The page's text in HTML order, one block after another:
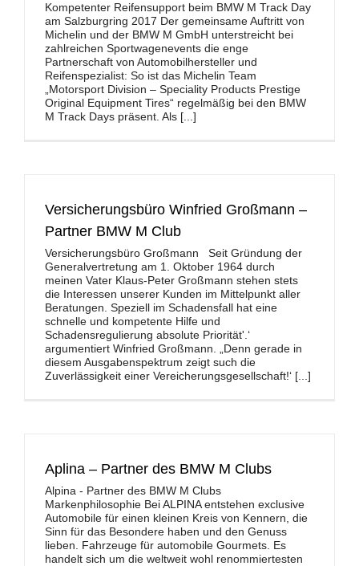
Kompetenter Reifensupport beim BMW M Track Day
am Salzburgring 2017 Der gemeinsame Auftritt von
Michelin und der BMW M GmbH unterstreicht bei
zahlreichen Sportwagenevents die enge
Partnerschaft von Automobilhersteller und
Reifenspezialist: So ist das Michelin Team
„Motorsport Division – Speciality Products Prestige
Original Equipment Tires“ regelmäßig bei den BMW
M Track Days präsent. Als [...]
Versicherungsbüro Winfried Großmann –
Partner BMW M Club
Versicherungsbüro Großmann Seit Gründung der
Generalvertretung am 1. Oktober 1964 durch
meinen Vater Klaus-Peter Großmann stehen stets
die Interessen unserer Kunden im Mittelpunkt aller
Beratungen. Speziell im Schadensfall hat eine
schnelle und kompetente Hilfe und
Schadensregulierung absolute Priorität'.‘
argumentiert Winfried Großmann. „Denn gerade in
diesem Ausgabenspektrum zeigt such die
Zuverlässigkeit einer Vereicherungsgesellschaft!‘ [...]
Aplina – Partner des BMW M Clubs
Alpina - Partner des BMW M Clubs
Markenphilosophie Bei ­ALPINA entstehen exclusive
Automobile für einen kleinen Kreis von Kennern, die
Sinn für das Besondere haben und den Genuss
lieben. Fahrzeuge für automobile Gourmets. Es
handelt sich um die weltweit wohl renommiertesten